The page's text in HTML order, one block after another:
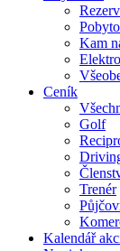
Kam
Ceník
Golf
Trenér
Kalendář